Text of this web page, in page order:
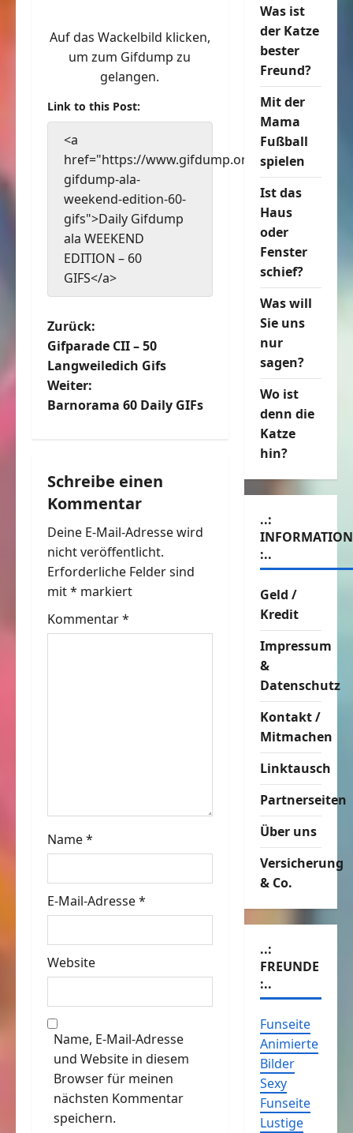
Auf das Wackelbild klicken,
um zum Gifdump zu
gelangen.
Link to this Post:
<a
href="https://www.gifdump.org/daily-
gifdump-ala-
weekend-edition-60-
gifs">Daily Gifdump
ala WEEKEND
EDITION – 60
GIFS</a>
B
e
i
a
g
s
n
a
i
o
n
Zurück:
Gifparade CII – 50
Langweiledich Gifs
Weiter:
Barnorama 60 Daily GIFs
Schreibe einen
Kommentar
Deine E-Mail-Adresse wird
nicht veröffentlicht.
Erforderliche Felder sind
mit* markiert
Kommentar*
Name*
E-Mail-Adresse*
Website
Name, E-Mail-Adresse
und Website in diesem
Browser für meinen
nächsten Kommentar
speichern.
Was ist
der Katze
bester
Freund?
Mit der
Mama
Fußball
spielen
Ist das
Haus
oder
Fenster
schief?
Was will
Sie uns
nur
sagen?
Wo ist
denn die
Katze
hin?
..:
:..
Geld /
Kredit
Impressum
&
Datenschutz
Kontakt /
Mitmachen
Linktausch
Partnerseiten
Über uns
Versicherung
& Co.
..:
FREUNDE
:..
Funseite
Animierte
Bilder
Sexy
Funseite
Lustige